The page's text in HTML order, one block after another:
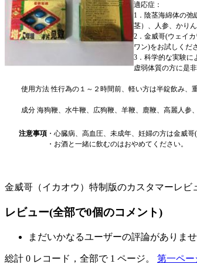
適応症：
1 ．陰茎海綿体の
茎）、人参、かり
2 ．金威哥(ウェイ
ワン)をお試しくだ
3 ．科学的な実験に
虚弱体質の方に是
使用方法性行為の１～２時間前、軽い方は半錠飲み、
成分 海狗鞭、水牛鞭、広狗鞭、羊鞭、鹿鞭、高麗人参
注意事項 ・心臓病、高血圧、未成年、妊婦の方は金威哥(
・ お酒と一緒に飲むのはおやめてください。
金威哥（イカオウ）特制版のカスタマーレビ
レビュー(全部で0個のコメント)
まだいかなるユーザーの評論がありま
総計 0 レコード，全部で 1 ページ。 第一ペー